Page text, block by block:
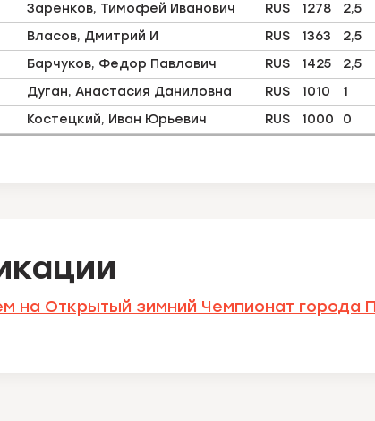
Заренков, Тимофей Иванович RUS 1278 2,5
Власов, Дмитрий И RUS 1363 2,5
Барчуков, Федор Павлович RUS 1425 2,5
Дуган, Анастасия Даниловна RUS 1010 1
Костецкий, Иван Юрьевич RUS 1000 0
на Открытый зимний Чемпионат города